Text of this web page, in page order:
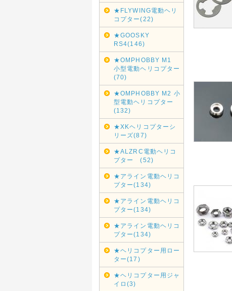
★FLYWING電動ヘリ
コプター(22)
★GOOSKY
RS4(146)
★OMPHOBBY M1
小型電動ヘリコプター
(70)
★OMPHOBBY M2 小
型電動ヘリコプター
(132)
★XKヘリコプターシ
リーズ(87)
★ALZRC電動ヘリコ
プター (52)
★アライン電動ヘリコ
プター(134)
★アライン電動ヘリコ
プター(134)
★アライン電動ヘリコ
プター(134)
★ヘリコプター用ロー
ター(17)
★ヘリコプター用ジャ
イロ(3)